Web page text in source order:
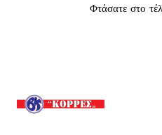
Φτάσατε στο